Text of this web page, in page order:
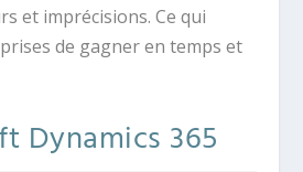
et imprécisions. Ce qui
de gagner en temps et
Dynamics 365